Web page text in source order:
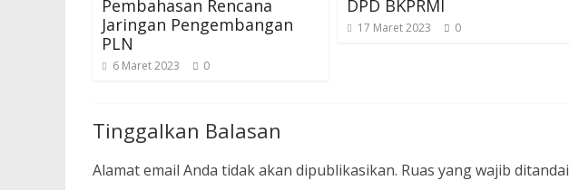
Pembahasan Rencana
Jaringan Pengembangan
PLN
6 Maret 2023 0
DPD BKPRMI
17 Maret 2023 0
Tinggalkan Balasan
Alamat email Anda tidak akan dipublikasikan. Ruas yang wajib ditandai